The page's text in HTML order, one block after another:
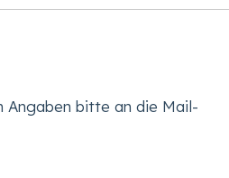
Angaben bitte an die Mail-